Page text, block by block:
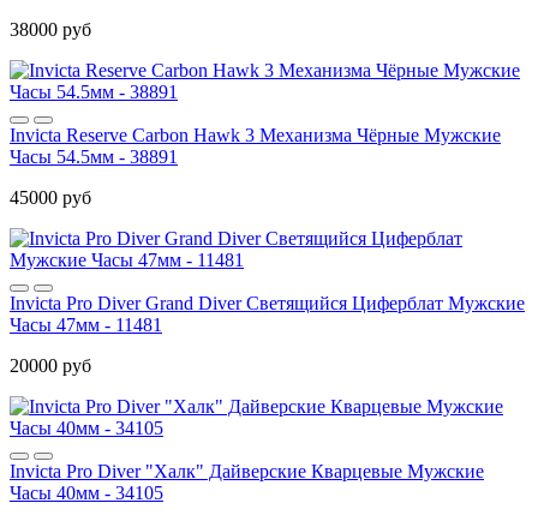
38000 руб
Invicta Reserve Carbon Hawk 3 Механизма Чёрные Мужские
Часы 54.5мм - 38891
45000 руб
Invicta Pro Diver Grand Diver Светящийся Циферблат Мужские
Часы 47мм - 11481
20000 руб
Invicta Pro Diver "Халк" Дайверские Кварцевые Мужские
Часы 40мм - 34105